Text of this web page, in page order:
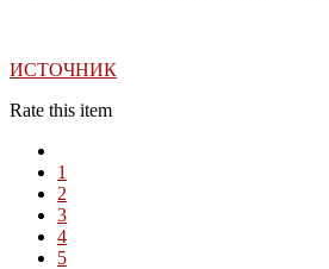
ИСТОЧНИК
Rate this item
1
2
3
4
5